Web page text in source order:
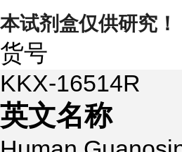
本试剂盒仅供研究！
货号
KKX-16514R
英文名称